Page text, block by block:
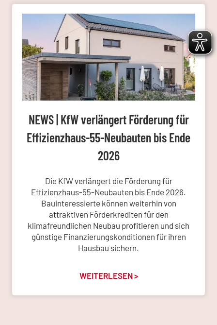
NEWS | KfW verlängert Förderung für
Effizienzhaus-55-Neubauten bis Ende
2026
Die KfW verlängert die Förderung für
Effizienzhaus-55-Neubauten bis Ende 2026.
Bauinteressierte können weiterhin von
attraktiven Förderkrediten für den
klimafreundlichen Neubau profitieren und sich
günstige Finanzierungskonditionen für ihren
Hausbau sichern.
WEITERLESEN >